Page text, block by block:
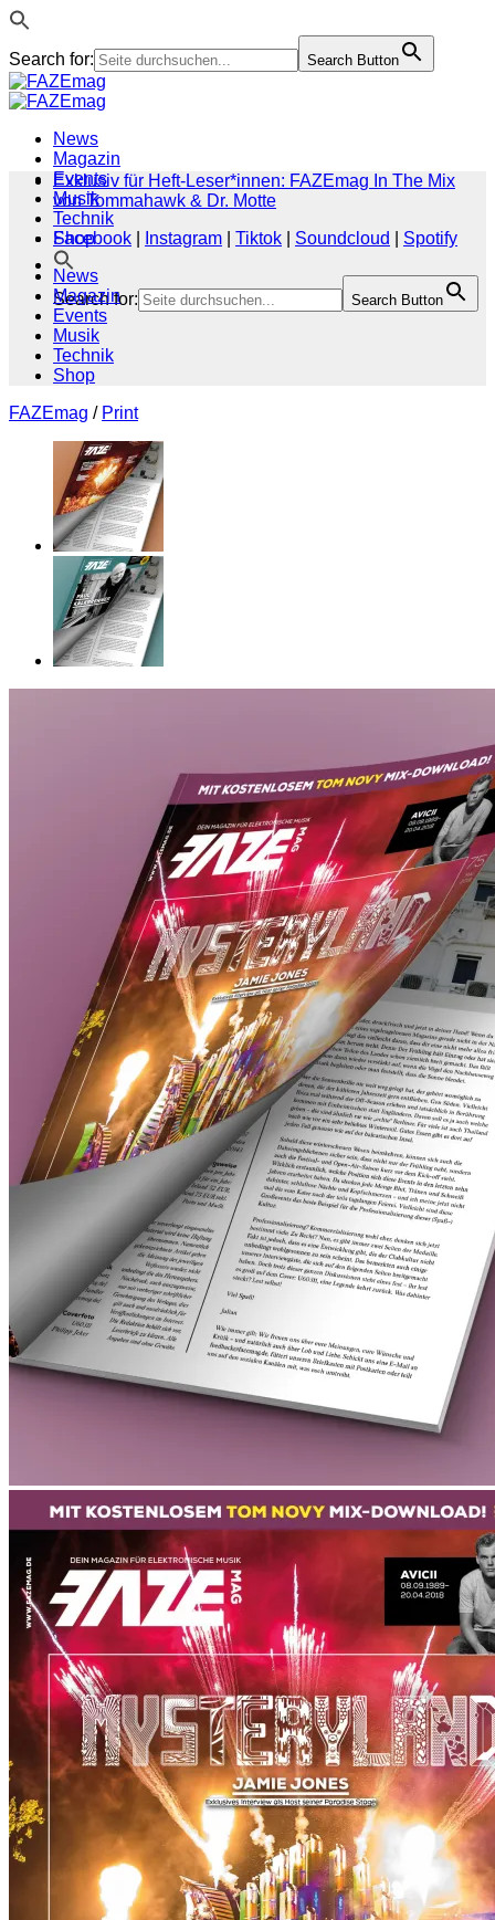
Search for: Search Button
Zum
Inhalt
News
Magazin
Events
Musik
Technik
Shop
Search for: Search Button
Exklusiv für Heft-Leser*innen: FAZEmag In The Mix
von Tommahawk & Dr. Motte
Facebook
Instagram Tiktok Soundcloud
Spotify
News
Magazin
Events
Musik
Technik
Shop
FAZEmag / Print